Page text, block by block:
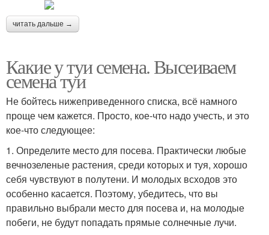
читать дальше →
Какие у туи семена. Высеиваем
семена туи
Не бойтесь нижеприведенного списка, всё намного
проще чем кажется. Просто, кое-что надо учесть, и это
кое-что следующее:
1. Определите место для посева. Практически любые
вечнозеленые растения, среди которых и туя, хорошо
себя чувствуют в полутени. И молодых всходов это
особенно касается. Поэтому, убедитесь, что вы
правильно выбрали место для посева и, на молодые
побеги, не будут попадать прямые солнечные лучи.